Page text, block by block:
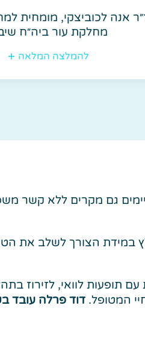
מומחית למחלות
עור ביה״ח שיבא
להמלצה המלאה
גם מקרים ללא קשר
במידת הצורך לשלב את
תופעות לוואי, לזירוז
המטופל. דוד פרלה עובד